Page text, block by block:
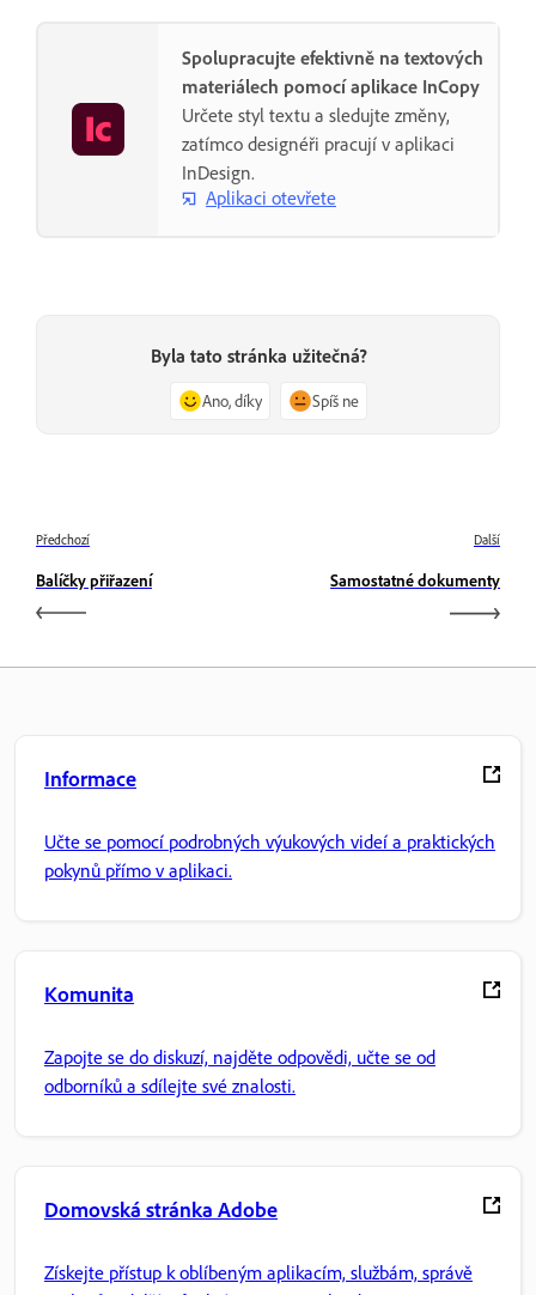
Spolupracujte efektivně na textových
materiálech pomocí aplikace InCopy
Určete styl textu a sledujte změny,
zatímco designéři pracují v aplikaci
InDesign.
Aplikaci otevřete
Byla tato stránka užitečná?
Ano, díky Spíš ne
Předchozí
Balíčky přiřazení
Další
Samostatné dokumenty
Informace
Učte se pomocí podrobných výukových videí a praktických
pokynů přímo v aplikaci.
Komunita
Zapojte se do diskuzí, najděte odpovědi, učte se od
odborníků a sdílejte své znalosti.
Domovská stránka Adobe
Získejte přístup k oblíbeným aplikacím, službám, správě